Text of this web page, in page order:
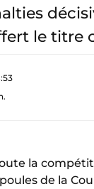
le titre
la
de la